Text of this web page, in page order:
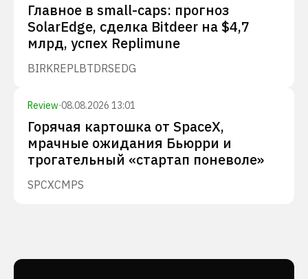
Главное в small-caps: прогноз
SolarEdge, сделка Bitdeer на $4,7
млрд, успех Replimune
BIRKREPLBTDRSEDG
Review·08.08.2026 13:01
Горячая картошка от SpaceX,
мрачные ожидания Бьюрри и
трогательный «стартап поневоле»
SPCXCMPS